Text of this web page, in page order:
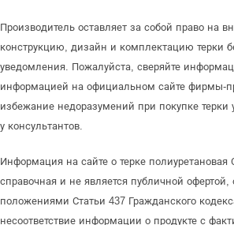
Производитель оставляет за собой право на
конструкцию, дизайн и комплектацию терки
уведомления. Пожалуйста, сверяйте
информацией на официальном сайте фирмы-
избежание недоразумений при покупке
у консультантов.
Информация на сайте о терке полиуретановая
справочная и не является публичной
положениями Статьи 437 Гражданского
несоответствие информации о продукте с